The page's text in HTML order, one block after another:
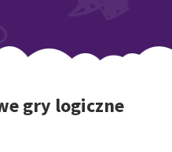
gry logiczne